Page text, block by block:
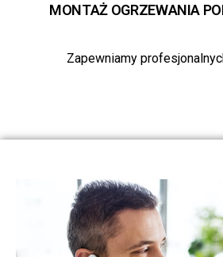
MONTAŻ OGRZEWANIA
Zapewniamy